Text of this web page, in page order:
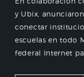
y Ubix,
conectar
escuelas en todo
federal Internet